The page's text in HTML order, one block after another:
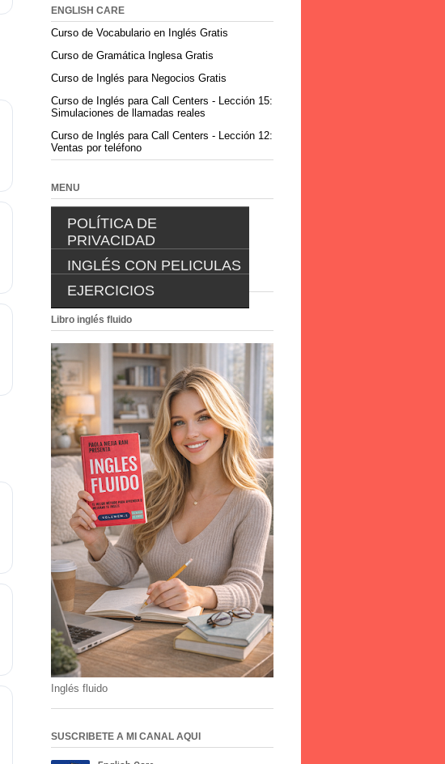
ENGLISH CARE
Curso de Vocabulario en Inglés Gratis
Curso de Gramática Inglesa Gratis
Curso de Inglés para Negocios Gratis
Curso de Inglés para Call Centers - Lección 15:
Simulaciones de llamadas reales
Curso de Inglés para Call Centers - Lección 12:
Ventas por teléfono
MENU
POLÍTICA DE
PRIVACIDAD
POLÍTICA DE
PRIVACIDAD
INGLÉS CON PELICULAS
INGLES CON PELICULAS
EJERCICIOS
EJERCICIOS
Libro inglés fluido
Inglés fluido
SUSCRIBETE A MI CANAL AQUI